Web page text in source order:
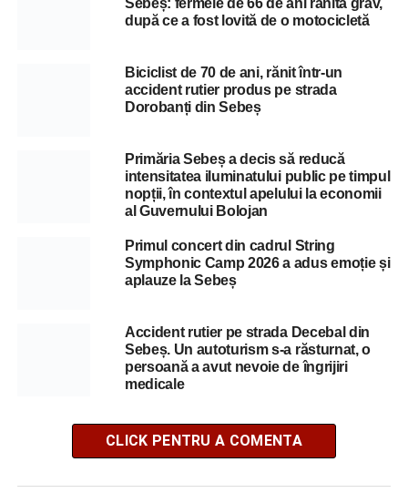
după ce a fost lovită de o motocicletă
Biciclist de 70 de ani, rănit într-un
accident rutier produs pe strada
Dorobanți din Sebeș
Primăria Sebeș a decis să reducă
intensitatea iluminatului public pe timpul
nopții, în contextul apelului la economii
al Guvernului Bolojan
Primul concert din cadrul String
Symphonic Camp 2026 a adus emoție și
aplauze la Sebeș
Accident rutier pe strada Decebal din
Sebeș. Un autoturism s-a răsturnat, o
persoană a avut nevoie de îngrijiri
medicale
CLICK PENTRU A COMENTA